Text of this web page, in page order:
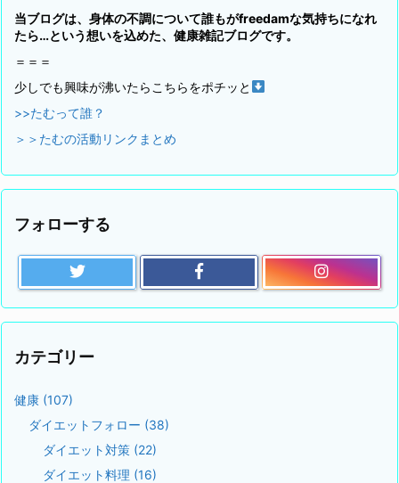
当ブログは、身体の不調について誰もがfreedamな気持ちになれ
たら…という想いを込めた、健康雑記ブログです。
＝＝＝
少しでも興味が沸いたらこちらをポチッと
>>たむって誰？
＞＞たむの活動リンクまとめ
フォローする
カテゴリー
健康 (107)
ダイエットフォロー (38)
ダイエット対策 (22)
ダイエット料理 (16)